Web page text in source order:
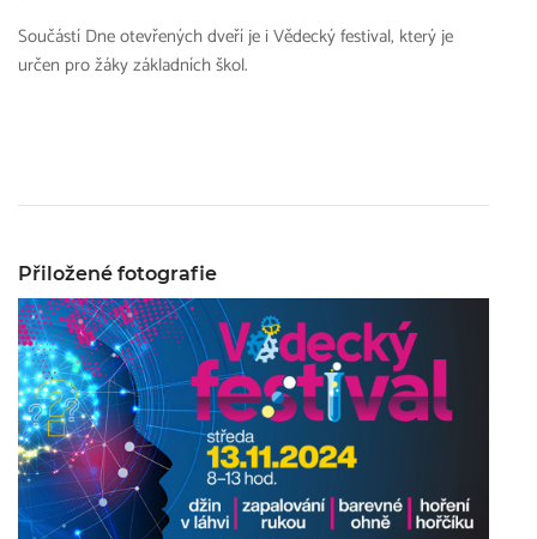
Součástí Dne otevřených dveří je i Vědecký festival, který je
určen pro žáky základních škol.
Přiložené fotografie